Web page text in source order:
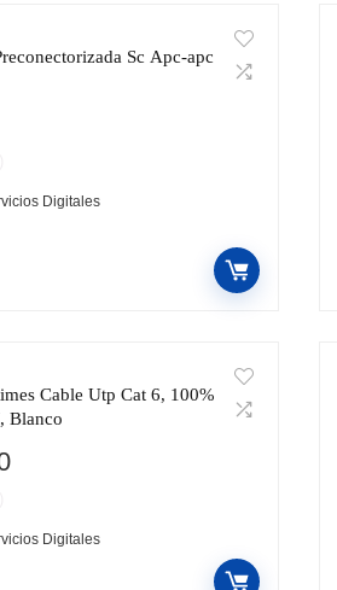
Sc Apc-apc
Digitales
Cable Utp Cat 6, 100%
Blanco
Digitales